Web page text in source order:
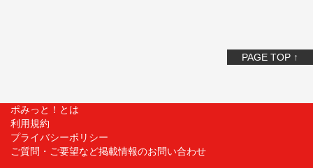
PAGE TOP ↑
ポみっと！とは
利用規約
プライバシーポリシー
ご質問・ご要望など掲載情報のお問い合わせ